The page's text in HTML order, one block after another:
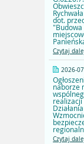
dot.
Czytaj
2026-
naborze
Czytaj